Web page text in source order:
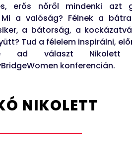
erős nőről mindenki azt
a valóság? Félnek a
a bátorság, a
Tud a félelem inspirálni,
ad választ Nikolett
konferencián.
NIKOLETT